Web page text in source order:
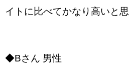
イトに比べてかなり高いと思
◆Bさん 男性